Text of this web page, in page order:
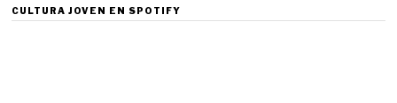
CULTURA JOVEN EN SPOTIFY